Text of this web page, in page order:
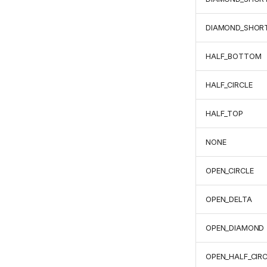
HALF_BOTTOM
HALF_CIRCLE
HALF_TOP
NONE
OPEN_CIRCLE
OPEN_DELTA
OPEN_DIAMOND